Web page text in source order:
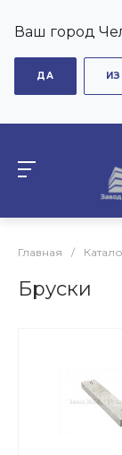
Ваш город
ДА
Главная /
Бруски